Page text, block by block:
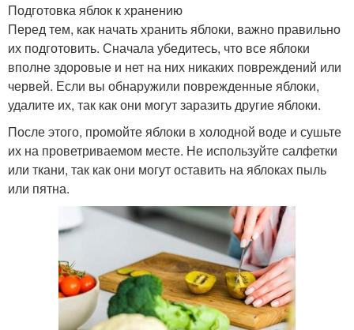
Подготовка яблок к хранению
Перед тем, как начать хранить яблоки, важно правильно
их подготовить. Сначала убедитесь, что все яблоки
вполне здоровые и нет на них никаких повреждений или
червей. Если вы обнаружили поврежденные яблоки,
удалите их, так как они могут заразить другие яблоки.
После этого, промойте яблоки в холодной воде и сушьте
их на проветриваемом месте. Не используйте салфетки
или ткани, так как они могут оставить на яблоках пыль
или пятна.